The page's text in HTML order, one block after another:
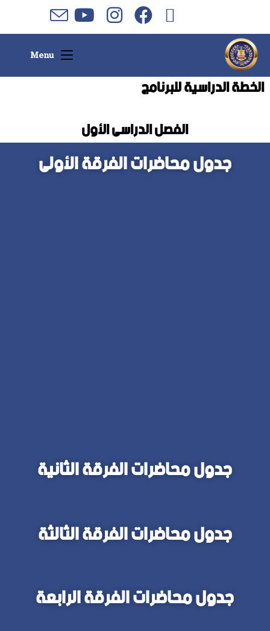
Menu
الخطة الدراسية للبرنامج
الفصل الدراسى الأول
جدول محاضرات الفرقة الأولى
جدول محاضرات الفرقة الثانية
جدول محاضرات الفرقة الثالثة
جدول محاضرات الفرقة الرابعة